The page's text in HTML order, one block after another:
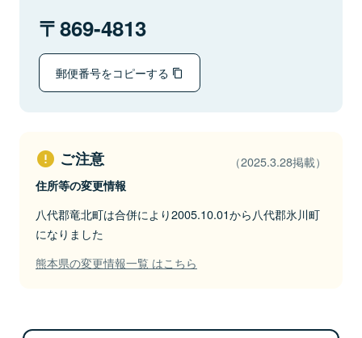
869-4813
郵便番号をコピーする
ご注意 （2025.3.28掲載）
住所等の変更情報
八代郡竜北町は合併により2005.10.01から八代郡氷川町
になりました
熊本県の変更情報一覧 はこちら